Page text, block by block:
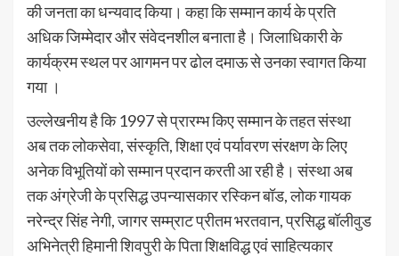
की जनता का धन्यवाद किया। कहा कि सम्मान कार्य के प्रति
अधिक जिम्मेदार और संवेदनशील बनाता है। जिलाधिकारी के
कार्यक्रम स्थल पर आगमन पर ढोल दमाऊ से उनका स्वागत किया
गया ।
उल्लेखनीय है कि 1997 से प्रारम्भ किए सम्मान के तहत संस्था
अब तक लोकसेवा, संस्कृति, शिक्षा एवं पर्यावरण संरक्षण के लिए
अनेक विभूतियों को सम्मान प्रदान करती आ रही है। संस्था अब
तक अंग्रेजी के प्रसिद्ध उपन्यासकार रस्किन बॉड, लोक गायक
नरेन्द्र सिंह नेगी, जागर सम्म्राट प्रीतम भरतवान, प्रसिद्ध बॉलीवुड
अभिनेत्री हिमानी शिवपुरी के पिता शिक्षविद्ध एवं साहित्यकार